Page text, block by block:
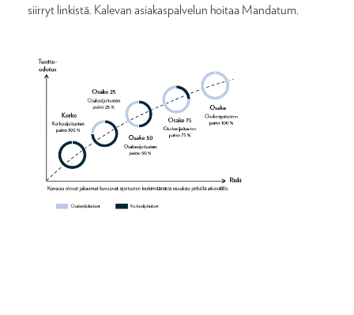
siirryt linkistä. Kalevan asiakaspalvelun hoitaa Mandatum.